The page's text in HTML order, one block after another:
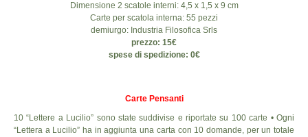
Dimensione 2 scatole interni: 4,5 x 1,5 x 9 cm
Carte per scatola interna: 55 pezzi
demiurgo: Industria Filosofica Srls
prezzo: 15€
spese di spedizione: 0€
Carte Pensanti
10 “Lettere a Lucilio” sono state suddivise e riportate su 100 carte • Ogni
“Lettera a Lucilio” ha in aggiunta una carta con 10 domande, per un totale